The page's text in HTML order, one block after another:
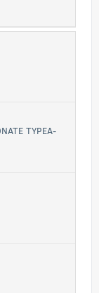
TYPEA-